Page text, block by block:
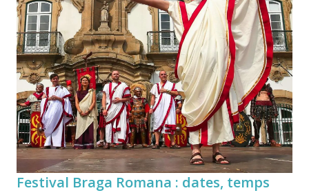
Festival Braga Romana : dates, temps